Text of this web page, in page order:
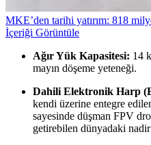
MKE’den tarihi yatırım: 818
İçeriği Görüntüle
Ağır Yük Kapasitesi: 14
mayın döşeme yeteneği.
Dahili Elektronik Harp
kendi üzerine entegre
sayesinde düşman FPV
getirebilen dünyadaki